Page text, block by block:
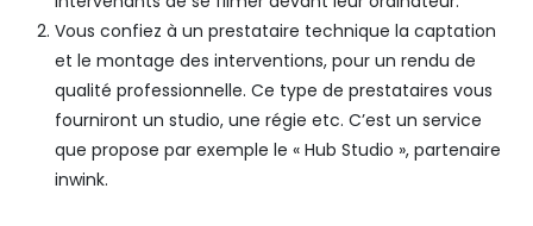
Vous confiez à un prestataire technique la captation
et le montage des interventions, pour un rendu de
qualité professionnelle. Ce type de prestataires vous
fourniront un studio, une régie etc. C’est un service
que propose par exemple le « Hub Studio », partenaire
inwink.